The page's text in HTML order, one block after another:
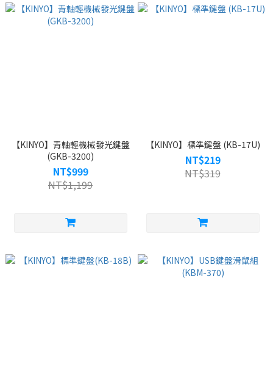
【KINYO】青軸輕機械發光鍵盤
(GKB-3200)
NT$999
NT$1,199
【KINYO】標準鍵盤 (KB-17U)
NT$219
NT$319